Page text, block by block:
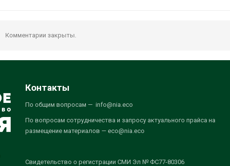
Комментарии закрыты.
Контакты
По общим вопросам — info@nia.eco
По вопросам сотрудничества и запросу актуального прайса на
размещение материалов — eco@nia.eco
Свидетельство о регистрации СМИ Эл № ФС77-80306